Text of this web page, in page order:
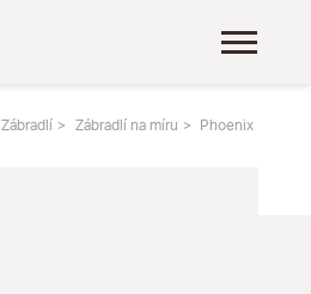
Zábradlí Zábradlí na míru Phoenix